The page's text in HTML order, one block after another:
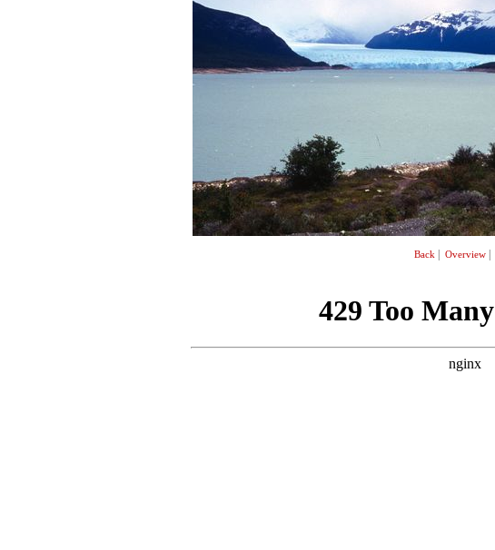
Back| Overview|